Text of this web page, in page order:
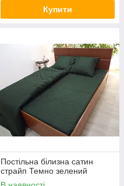
Купити
Постільна білизна сатин
страйп Темно зелений